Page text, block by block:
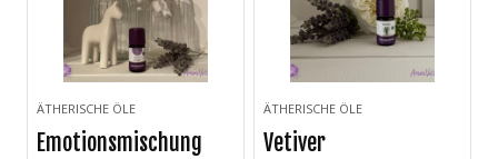
ÄTHERISCHE ÖLE
Emotionsmischung
ÄTHERISCHE ÖLE
Vetiver